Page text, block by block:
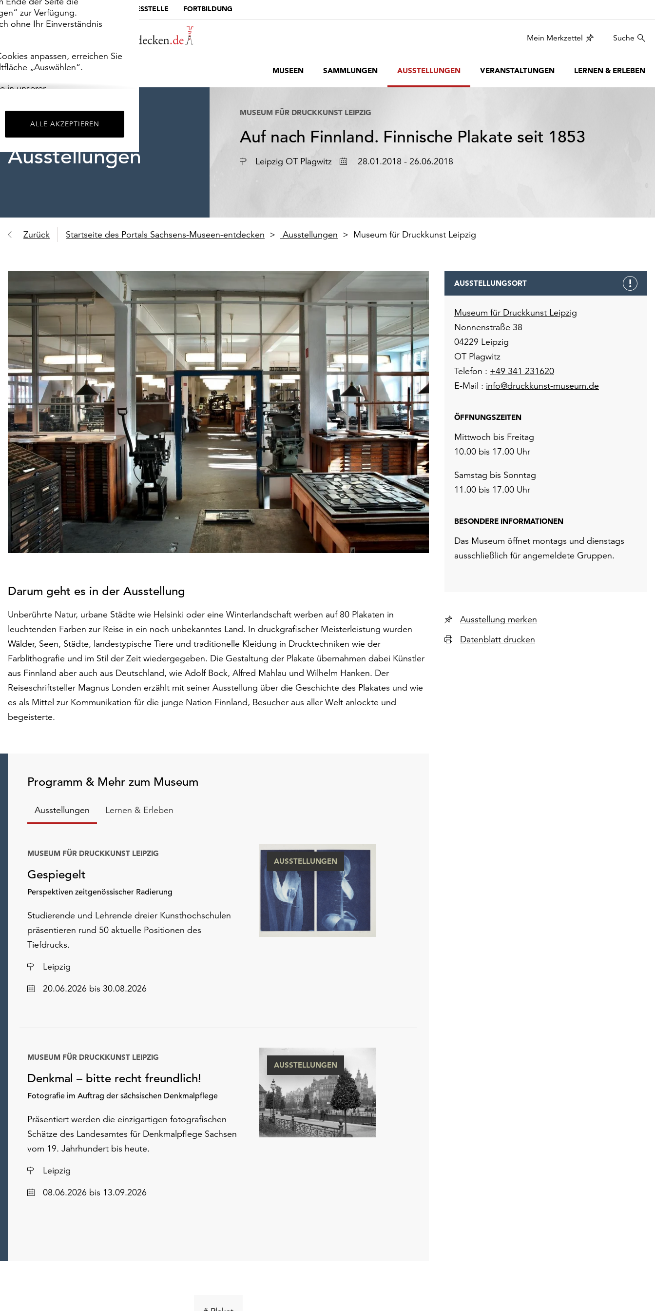
zur Verfügung.
ohne Ihr Einverständnis
anpassen, erreichen Sie
„Auswählen“.
in unserer
ALLE AKZEPTIEREN
MUSEUMSPORTAL DIE LANDESSTELLE FORTBILDUNG
Mein Merkzettel Suche
MUSEEN SAMMLUNGEN AUSSTELLUNGEN VERANSTALTUNGEN LERNEN & ERLEBEN
Ausstellungen
MUSEUM FÜR DRUCKKUNST LEIPZIG
Auf nach Finnland. Finnische Plakate seit 1853
Ort Leipzig OT Plagwitz Datum28.01.2018 - 26.06.2018
Zurück Startseite des Portals Sachsens-Museen-entdecken Ausstellungen Museum für Druckkunst Leipzig
Darum geht es in der Ausstellung
Unberührte Natur, urbane Städte wie Helsinki oder eine Winterlandschaft werben auf 80 Plakaten in
leuchtenden Farben zur Reise in ein noch unbekanntes Land. In druckgrafischer Meisterleistung wurden
Wälder, Seen, Städte, landestypische Tiere und traditionelle Kleidung in Drucktechniken wie der
Farblithografie und im Stil der Zeit wiedergegeben. Die Gestaltung der Plakate übernahmen dabei Künstler
aus Finnland aber auch aus Deutschland, wie Adolf Bock, Alfred Mahlau und Wilhelm Hanken. Der
Reiseschriftsteller Magnus Londen erzählt mit seiner Ausstellung über die Geschichte des Plakates und wie
es als Mittel zur Kommunikation für die junge Nation Finnland, Besucher aus aller Welt anlockte und
begeisterte.
Programm & Mehr zum Museum
Ausstellungen Lernen & Erleben
Gespiegelt
Perspektiven zeitgenössischer Radierung
MUSEUM FÜR DRUCKKUNST LEIPZIG
Studierende und Lehrende dreier Kunsthochschulen
präsentieren rund 50 aktuelle Positionen des
Tiefdrucks.
Ort
Leipzig
Datum20.06.2026 bis 30.08.2026
AUSSTELLUNGEN
Denkmal – bitte recht freundlich!
Fotografie im Auftrag der sächsischen Denkmalpflege
MUSEUM FÜR DRUCKKUNST LEIPZIG
Präsentiert werden die einzigartigen fotografischen
Schätze des Landesamtes für Denkmalpflege Sachsen
vom 19. Jahrhundert bis heute.
Ort
Leipzig
Datum08.06.2026 bis 13.09.2026
AUSSTELLUNGEN
AUSSTELLUNGSORT
Museum für Druckkunst Leipzig
Nonnenstraße 38
04229 Leipzig
OT Plagwitz
Telefon : +49 341 231620
E-Mail : info@druckkunst-museum.de
ÖFFNUNGSZEITEN
Mittwoch bis Freitag
10.00 bis 17.00 Uhr
Samstag bis Sonntag
11.00 bis 17.00 Uhr
BESONDERE INFORMATIONEN
Das Museum öffnet montags und dienstags
ausschließlich für angemeldete Gruppen.
Ausstellung merken
Datenblatt drucken